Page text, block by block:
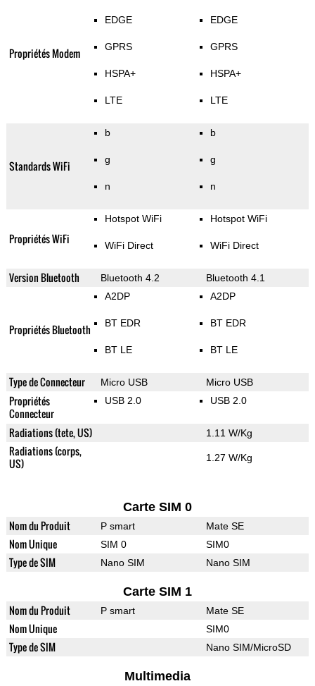
Propriétés Modem
EDGE
GPRS
HSPA+
LTE
EDGE
GPRS
HSPA+
LTE
Standards WiFi
b
g
n
b
g
n
Propriétés WiFi
Hotspot WiFi
WiFi Direct
Hotspot WiFi
WiFi Direct
Version Bluetooth Bluetooth 4.2 Bluetooth 4.1
Propriétés Bluetooth
A2DP
BT EDR
BT LE
A2DP
BT EDR
BT LE
Type de Connecteur Micro USB Micro USB
Propriétés
Connecteur
USB 2.0 USB 2.0
Radiations (tete, US) 1.11 W/Kg
Radiations (corps,
US)
1.27 W/Kg
Carte SIM 0
Nom du Produit P smart Mate SE
Nom Unique SIM 0 SIM0
Type de SIM Nano SIM Nano SIM
Carte SIM 1
Nom du Produit P smart Mate SE
Nom Unique SIM0
Type de SIM Nano SIM/MicroSD
Multimedia